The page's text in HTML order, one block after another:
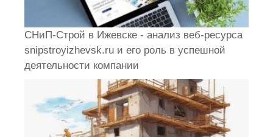
СНиП-Строй в Ижевске - анализ веб-ресурса
snipstroyizhevsk.ru и его роль в успешной
деятельности компании